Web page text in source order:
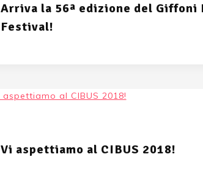
Arriva la 56ª edizione del Giffoni
Festival!
Vi aspettiamo al CIBUS 2018!